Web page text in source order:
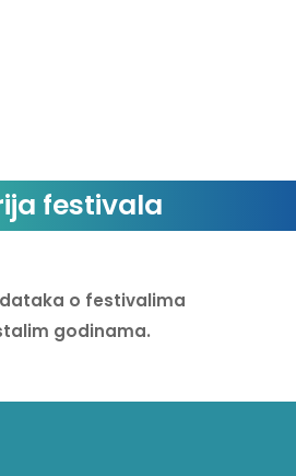
festivala
o festivalima
godinama.